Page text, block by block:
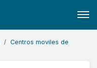
Centros moviles de